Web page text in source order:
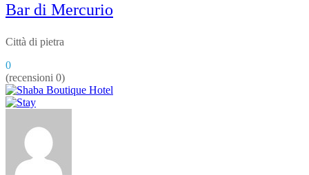
Bar di Mercurio
Città di pietra
0
(recensioni 0)